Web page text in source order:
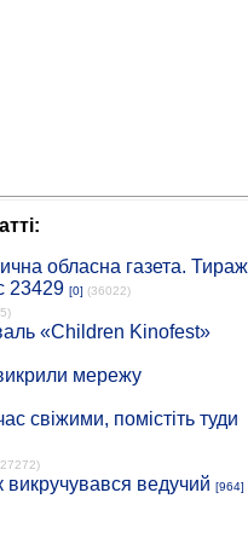
обласна газета. Тираж
23429 [0] (36022)
«Children Kinofest»
мережу
свіжими, помістіть туди
викручувався ведучий [964]